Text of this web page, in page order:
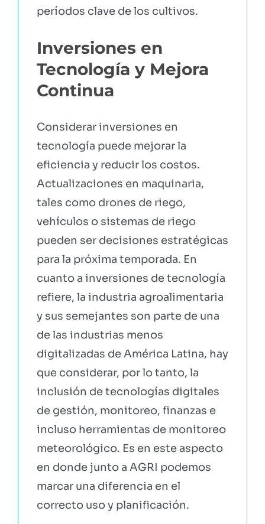
períodos clave de los cultivos.
Inversiones en
Tecnología y Mejora
Continua
Considerar inversiones en
tecnología puede mejorar la
eficiencia y reducir los costos.
Actualizaciones en maquinaria,
tales como drones de riego,
vehículos o sistemas de riego
pueden ser decisiones estratégicas
para la próxima temporada. En
cuanto a inversiones de tecnología
refiere, la industria agroalimentaria
y sus semejantes son parte de una
de las industrias menos
digitalizadas de América Latina, hay
que considerar, por lo tanto, la
inclusión de tecnologías digitales
de gestión, monitoreo, finanzas e
incluso herramientas de monitoreo
meteorológico. Es en este aspecto
en donde junto a AGRI podemos
marcar una diferencia en el
correcto uso y planificación.